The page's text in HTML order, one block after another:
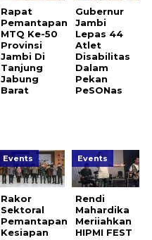
Rapat
Pemantapan
MTQ Ke-50
Provinsi
Jambi Di
Tanjung
Jabung
Barat
Gubernur
Jambi
Lepas 44
Atlet
Disabilitas
Dalam
Pekan
PeSONas
Events
Rakor
Sektoral
Pemantapan
Kesiapan
Events
Rendi
Mahardika
Meriiahkan
HIPMI FEST